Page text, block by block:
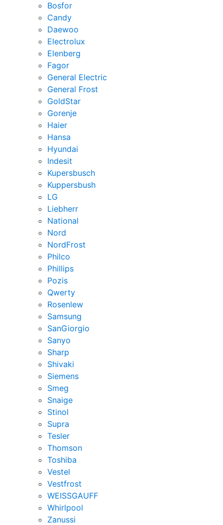
Bosfor
Candy
Daewoo
Electrolux
Elenberg
Fagor
General Electric
General Frost
GoldStar
Gorenje
Haier
Hansa
Hyundai
Indesit
Kupersbusch
Kuppersbush
LG
Liebherr
National
Nord
NordFrost
Philco
Phillips
Pozis
Qwerty
Rosenlew
Samsung
SanGiorgio
Sanyo
Sharp
Shivaki
Siemens
Smeg
Snaige
Stinol
Supra
Tesler
Thomson
Toshiba
Vestel
Vestfrost
WEISSGAUFF
Whirlpool
Zanussi